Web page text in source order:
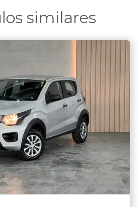
similares